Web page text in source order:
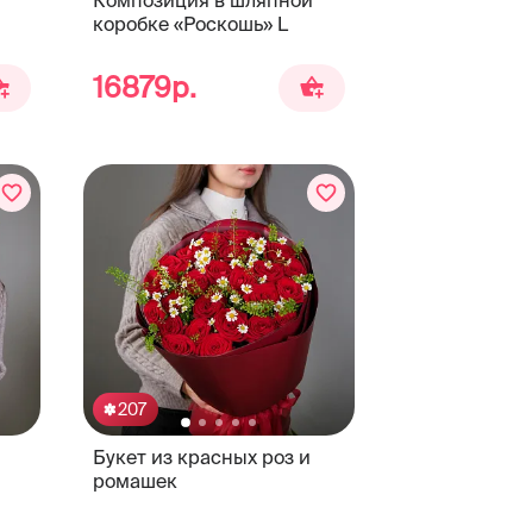
коробке «Роскошь» L
16879р.
207
Букет из красных роз и
ромашек